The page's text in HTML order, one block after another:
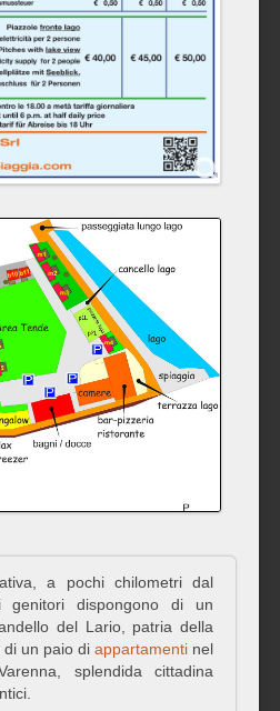
a pochi chilometri dal
genitori dispongono di un
del Lario, patria della
di un paio di appartamenti nel
splendida cittadina